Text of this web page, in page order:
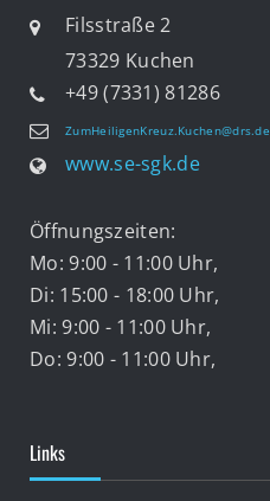
Filsstraße 2
73329 Kuchen
+49 (7331) 81286
ZumHeiligenKreuz.Kuchen@drs.de
www.se-sgk.de
Öffnungszeiten:
Mo: 9:00 - 11:00 Uhr,
Di: 15:00 - 18:00 Uhr,
Mi: 9:00 - 11:00 Uhr,
Do: 9:00 - 11:00 Uhr,
Links